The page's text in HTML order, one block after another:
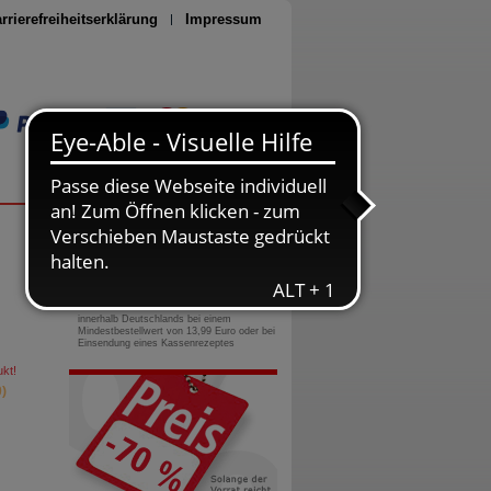
Impressum
Seite drucken
0800-10 11 422
gebührenfreie Rufnummer
innerhalb Deutschlands bei einem
Mindestbestellwert von 13,99 Euro oder bei
Einsendung eines Kassenrezeptes